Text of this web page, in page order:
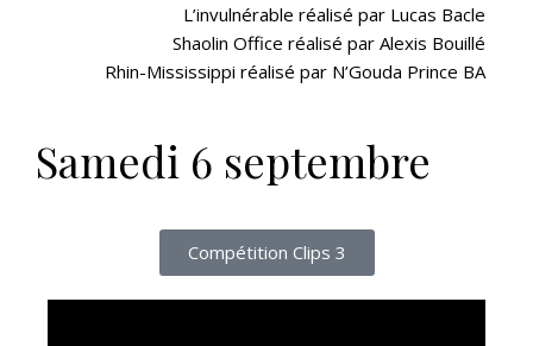
L’invulnérable réalisé par Lucas Bacle
Shaolin Office réalisé par Alexis Bouillé
Rhin-Mississippi réalisé par N’Gouda Prince BA
Samedi 6 septembre
Compétition Clips 3